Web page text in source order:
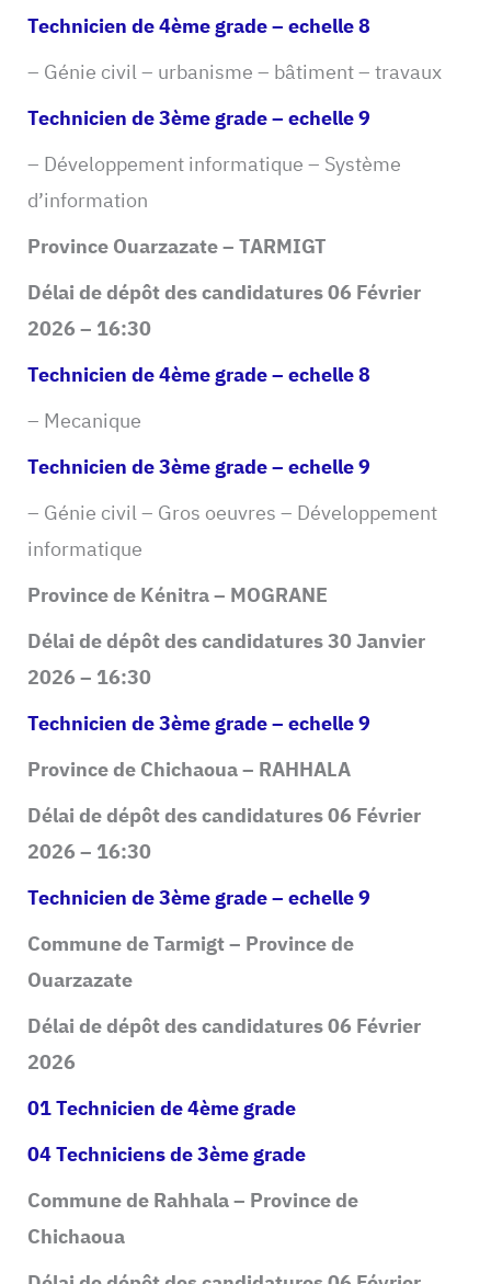
Technicien de 4ème grade – echelle 8
– Génie civil – urbanisme – bâtiment – travaux
Technicien de 3ème grade – echelle 9
– Développement informatique – Système
d’information
Province Ouarzazate – TARMIGT
Délai de dépôt des candidatures 06 Février
2026 – 16:30
Technicien de 4ème grade – echelle 8
– Mecanique
Technicien de 3ème grade – echelle 9
– Génie civil – Gros oeuvres – Développement
informatique
Province de Kénitra – MOGRANE
Délai de dépôt des candidatures 30 Janvier
2026 – 16:30
Technicien de 3ème grade – echelle 9
Province de Chichaoua – RAHHALA
Délai de dépôt des candidatures 06 Février
2026 – 16:30
Technicien de 3ème grade – echelle 9
Commune de Tarmigt – Province de
Ouarzazate
Délai de dépôt des candidatures 06 Février
2026
01 Technicien de 4ème grade
04 Techniciens de 3ème grade
Commune de Rahhala – Province de
Chichaoua